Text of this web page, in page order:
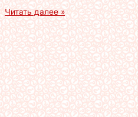
Читать далее »